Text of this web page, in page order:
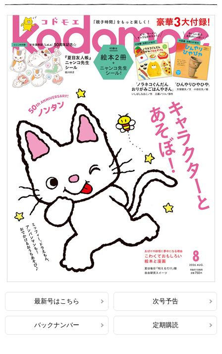
最新号はこちら 次号予告
バックナンバー 定期購読